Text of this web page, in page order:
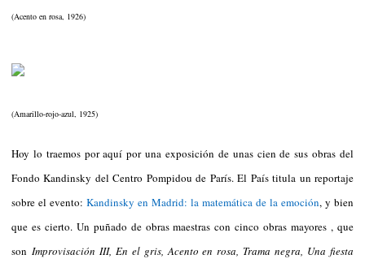
(Acento en rosa, 1926)
(Amarillo-rojo-azul, 1925)
Hoy lo traemos por aquí por una exposición de unas cien de sus obras del
Fondo Kandinsky del Centro Pompidou de París. El País titula un reportaje
sobre el evento: Kandinsky en Madrid: la matemática de la emoción, y bien
que es cierto. Un puñado de obras maestras con cinco obras mayores , que
son Improvisación III, En el gris, Acento en rosa, Trama negra, Una fiesta